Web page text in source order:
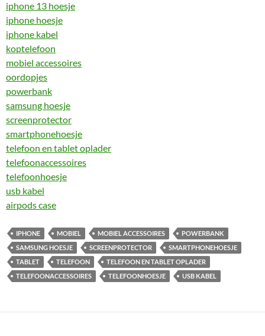
iphone 13 hoesje
iphone hoesje
iphone kabel
koptelefoon
mobiel accessoires
oordopjes
powerbank
samsung hoesje
screenprotector
smartphonehoesje
telefoon en tablet oplader
telefoonaccessoires
telefoonhoesje
usb kabel
airpods case
IPHONE MOBIEL MOBIEL ACCESSOIRES
POWERBANK
SAMSUNG HOESJE
SCREENPROTECTOR
SMARTPHONEHOESJE
TABLET
TELEFOON
TELEFOON EN TABLET OPLADER
TELEFOONACCESSOIRES
TELEFOONHOESJE USB KABEL